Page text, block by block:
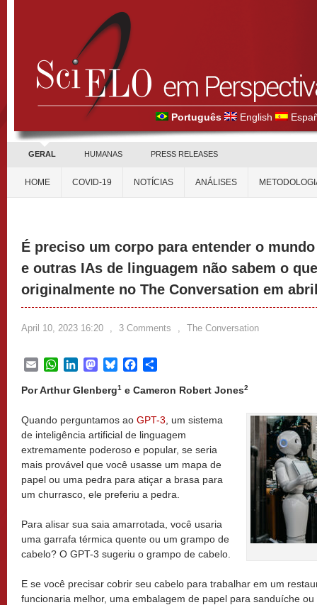
Português English
GERAL HUMANAS PRESS RELEASES
HOME COVID-19 NOTÍCIAS ANÁLISES
É preciso um corpo para entender o
e outras IAs de linguagem não sabem o
originalmente no The Conversation em
April 10, 2023 16:20 , 3 Comments , The Conversation
EmailWhatsApp
LinkedInMastodon
BlueskyFacebook
Por Arthur Glenberg1 e Cameron Robert Jones2
Quando perguntamos ao GPT-3 , um sistema
de inteligência artificial de linguagem
extremamente poderoso e popular, se seria
mais provável que você usasse um mapa de
papel ou uma pedra para atiçar a brasa para
um churrasco, ele preferiu a pedra.
Para alisar sua saia amarrotada, você usaria
uma garrafa térmica quente ou um grampo de
cabelo? O GPT-3 sugeriu o grampo de cabelo.
E se você precisar cobrir seu cabelo para trabalhar em um
funcionaria melhor, uma embalagem de papel para sanduíche